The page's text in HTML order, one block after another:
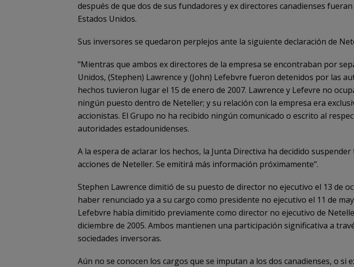
después de que dos de sus fundadores y ex directores canadienses
Estados Unidos.
Sus inversores se quedaron perplejos ante la siguiente declaración de
"Mientras que ambos ex directores de la empresa se encontraban por
Unidos, (Stephen) Lawrence y (John) Lefebvre fueron detenidos por las
hechos tuvieron lugar el 15 de enero de 2007. Lawrence y Lefevre no
ningún puesto dentro de Neteller; y su relación con la empresa era
accionistas. El Grupo no ha recibido ningún comunicado o escrito al
autoridades estadounidenses.
A la espera de aclarar los hechos, la Junta Directiva ha decidido
acciones de Neteller. Se emitirá más información próximamente".
Stephen Lawrence dimitió de su puesto de director no ejecutivo el 13 de
haber renunciado ya a su cargo como presidente no ejecutivo el 11 de
Lefebvre había dimitido previamente como director no ejecutivo de
diciembre de 2005. Ambos mantienen una participación significativa a
sociedades inversoras.
Aún no se conocen los cargos que se imputan a los dos canadienses, o si